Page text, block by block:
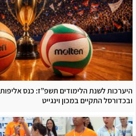
היערכות לשנת הלימודים תשפ”ז: כנס
ובכדורסל התקיים במכון וינגייט